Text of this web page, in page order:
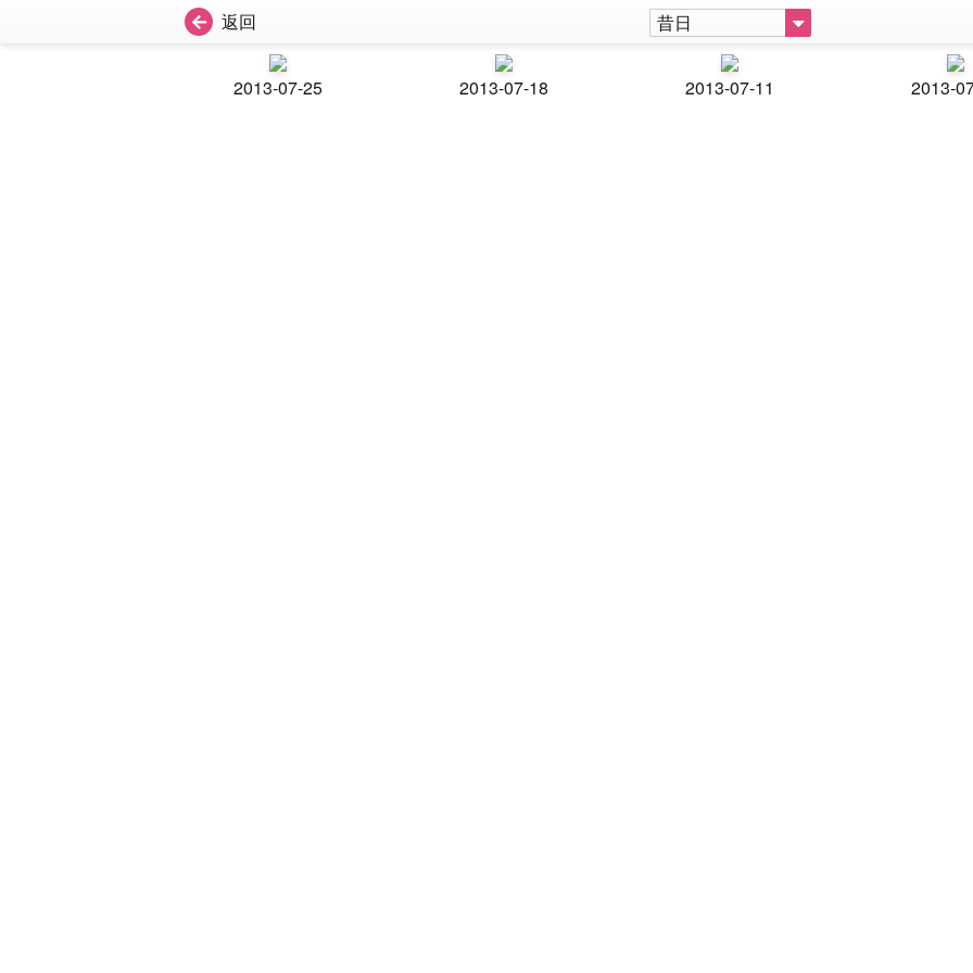
返回 昔日
2013-07-25 2013-07-18 2013-07-11 2013-